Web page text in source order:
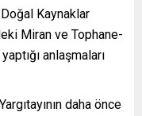
Kaynaklar
Miran ve Tophane-
anlaşmaları
daha önce